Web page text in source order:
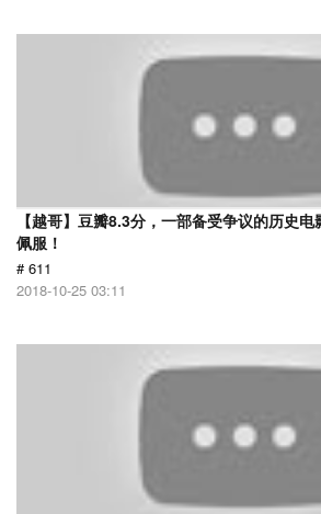
【越哥】豆瓣8.3分，一部备受争议的历史
佩服！
# 611
2018-10-25 03:11